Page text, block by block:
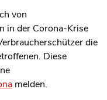
von
in der Corona-Krise
die
Diese
melden.